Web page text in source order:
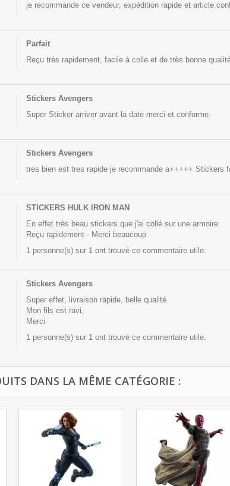
je recommande ce vendeur, expédition rapide et article
Parfait
Reçu très rapidement, facile à colle et de très bonne
Stickers Avengers
Super Sticker arriver avant la date merci et conforme.
Stickers Avengers
tres bien est tres rapide je recommande a+++++ Stickers
STICKERS HULK IRON MAN
En effet très beau stickers que j'ai collé sur une armoire.
Reçu rapidement - Merci beaucoup
1 personne(s) sur 1 ont trouvé ce commentaire utile.
Stickers Avengers
Super effet, livraison rapide, belle qualité.
Mon fils est ravi.
Merci
1 personne(s) sur 1 ont trouvé ce commentaire utile.
DANS LA MÊME CATÉGORIE :